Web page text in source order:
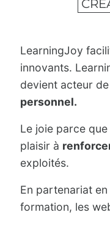
LearningJoy
innovants.
devient acteur
personnel.
Le joie parce que
plaisir à
exploités.
En partenariat
formation, les